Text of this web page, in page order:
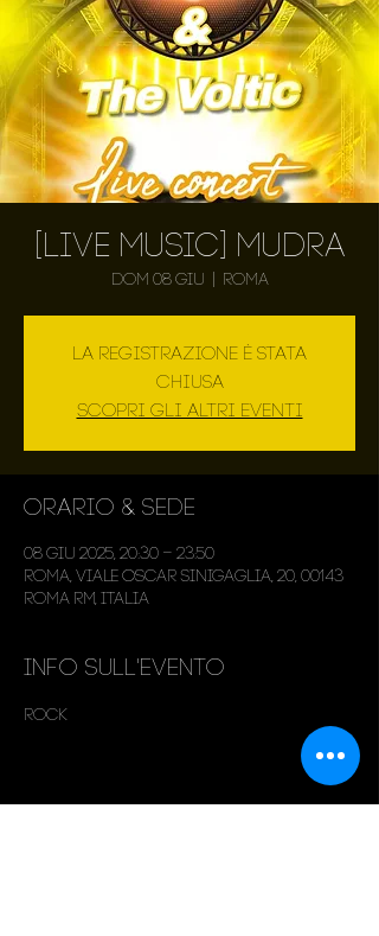
[Live Music] Mudra
dom 08 giu Roma
La registrazione è stata
chiusa
Scopri gli altri eventi
Orario & Sede
08 giu 2025, 20:30 – 23:50
Roma, Viale Oscar Sinigaglia, 20, 00143
Roma RM, Italia
Info sull'evento
Rock